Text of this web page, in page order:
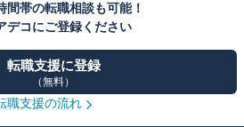
間帯の転職相談も可能！
デコにご登録ください
転職支援に登録
（無料）
職支援の流れ